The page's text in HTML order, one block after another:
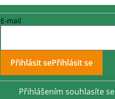
E-mail
Přihlásit se
Přihlášením souhlasíte se